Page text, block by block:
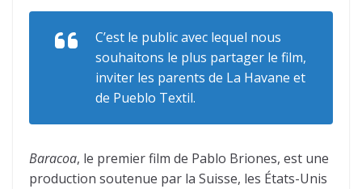
C’est le public avec lequel nous
souhaitons le plus partager le film,
inviter les parents de La Havane et
de Pueblo Textil.
Baracoa, le premier film de Pablo Briones, est une
production soutenue par la Suisse, les États-Unis